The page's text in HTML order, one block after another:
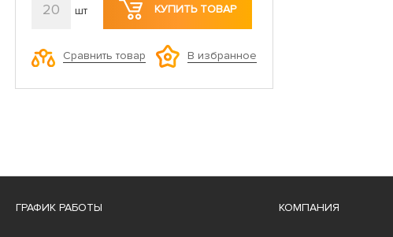
20 шт КУПИТЬ ТОВАР
Сравнить товар В избранное
ГРАФИК РАБОТЫ КОМПАНИЯ